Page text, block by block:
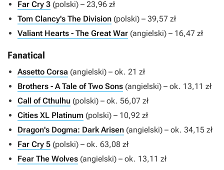
Far Cry 3 (polski) – 23,96 zł
Tom Clancy's The Division (polski) – 39,57 zł
Valiant Hearts - The Great War (angielski) – 16,47 zł
Fanatical
Assetto Corsa (angielski) – ok. 21 zł
Brothers - A Tale of Two Sons (angielski) – ok. 13,11 zł
Call of Cthulhu (polski) – ok. 56,07 zł
Cities XL Platinum (polski) – 10,92 zł
Dragon's Dogma: Dark Arisen (angielski) – ok. 34,15 zł
Far Cry 5 (polski) – ok. 63,08 zł
Fear The Wolves (angielski) – ok. 13,11 zł